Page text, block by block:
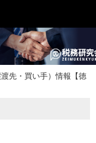
先・買い手）情報【徳